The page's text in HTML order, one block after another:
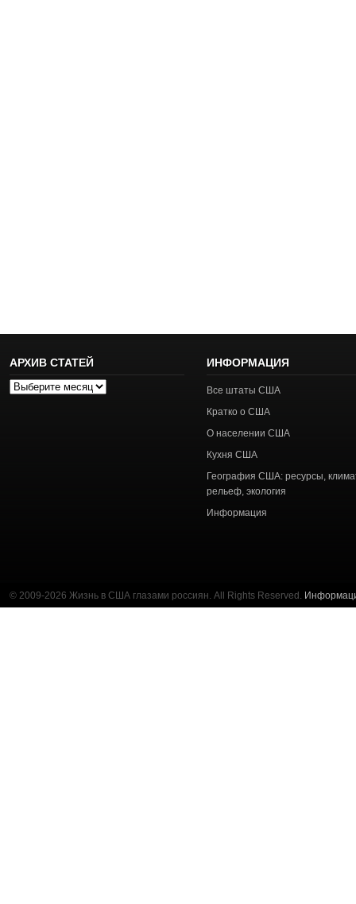
АРХИВ СТАТЕЙ
Архив
ИНФОРМАЦИЯ
Все штаты США
Кратко о США
О населении США
Кухня США
География США: ресурсы,
рельеф, экология
Информация
© 2009-2026 Жизнь в США глазами россиян. All Rights Reserved.